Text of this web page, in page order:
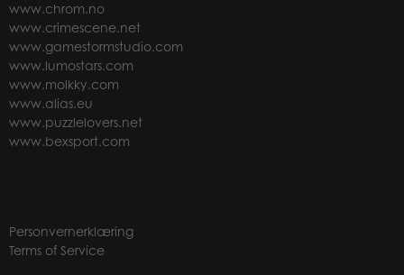
www.chrom.no
www.crimescene.net
www.gamestormstudio.com
www.lumostars.com
www.molkky.com
www.alias.eu
www.puzzlelovers.net
www.bexsport.com
Personvernerklæring
Terms of Service